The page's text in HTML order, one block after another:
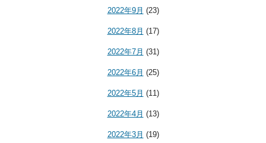
2022年9月 (23)
2022年8月 (17)
2022年7月 (31)
2022年6月 (25)
2022年5月 (11)
2022年4月 (13)
2022年3月 (19)